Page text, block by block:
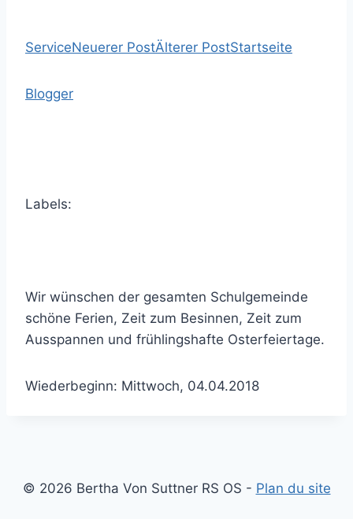
ServiceNeuerer PostÄlterer PostStartseite
Blogger
Labels:
Wir wünschen der gesamten Schulgemeinde
schöne Ferien, Zeit zum Besinnen, Zeit zum
Ausspannen und frühlingshafte Osterfeiertage.
Wiederbeginn: Mittwoch, 04.04.2018
© 2026 Bertha Von Suttner RS OS - Plan du site